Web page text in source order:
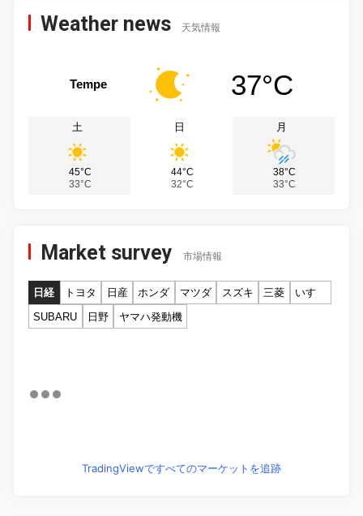
Weather news 天気情報
Tempe 37°C
土
45°C
33°C
日
44°C
32°C
月
38°C
33°C
Market survey 市場情報
日経 トヨタ 日産 ホンダ マツダ スズキ 三菱
いすゞ
SUBARU
日野 ヤマハ発動機
TradingViewですべてのマーケットを追跡